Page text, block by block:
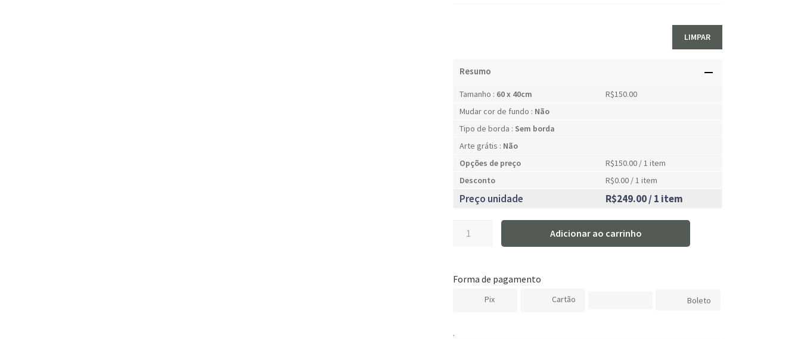
LIMPAR
Resumo
Tamanho : 60 x 40cm
R$150.00
Mudar cor de fundo : Não
Tipo de borda : Sem borda
Arte grátis : Não
Opções de preço
R$150.00/ 1 item
Desconto
R$0.00/ 1 item
Preço unidade R$249.00/ 1 item
farmacia
quantidade
Adicionar ao carrinho
Forma de pagamento
Pix Cartão Boleto
.